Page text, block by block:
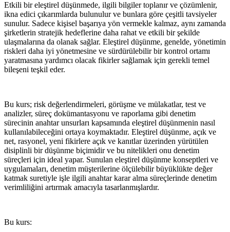
Etkili bir eleştirel düşünmede, ilgili bilgiler toplanır ve çözümlenir,
ikna edici çıkarımlarda bulunulur ve bunlara göre çeşitli tavsiyeler
sunulur. Sadece kişisel başarıya yön vermekle kalmaz, aynı zamanda
şirketlerin stratejik hedeflerine daha rahat ve etkili bir şekilde
ulaşmalarına da olanak sağlar. Eleştirel düşünme, genelde, yönetimin
riskleri daha iyi yönetmesine ve sürdürülebilir bir kontrol ortamı
yaratmasına yardımcı olacak fikirler sağlamak için gerekli temel
bileşeni teşkil eder.
Bu kurs; risk değerlendirmeleri, görüşme ve mülakatlar, test ve
analizler, süreç dokümantasyonu ve raporlama gibi denetim
sürecinin anahtar unsurları kapsamında eleştirel düşünmenin nasıl
kullanılabileceğini ortaya koymaktadır. Eleştirel düşünme, açık ve
net, rasyonel, yeni fikirlere açık ve kanıtlar üzerinden yürütülen
disiplinli bir düşünme biçimidir ve bu nitelikleri onu denetim
süreçleri için ideal yapar. Sunulan eleştirel düşünme konseptleri ve
uygulamaları, denetim müşterilerine ölçülebilir büyüklükte değer
katmak suretiyle işle ilgili anahtar karar alma süreçlerinde denetim
verimliliğini artırmak amacıyla tasarlanmışlardır.
Bu kurs: